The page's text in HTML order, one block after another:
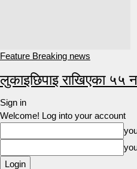
Feature Breaking news
लुकाइछिपाइ राखिएका ५५
Sign in
Welcome! Log into your account